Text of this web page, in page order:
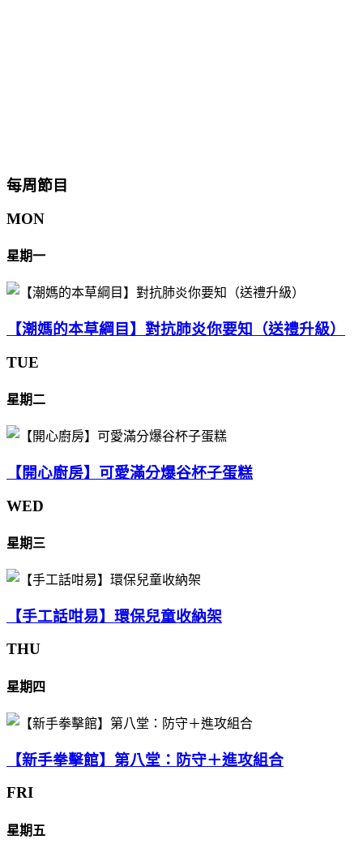
每周節目
MON
星期一
【潮媽的本草綱目】對抗肺炎你要知（送禮升級）
TUE
星期二
【開心廚房】可愛滿分爆谷杯子蛋糕
WED
星期三
【手工話咁易】環保兒童收納架
THU
星期四
【新手拳擊館】第八堂：防守＋進攻組合
FRI
星期五